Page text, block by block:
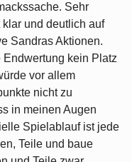
Sehr
und deutlich auf
Sandras Aktionen.
kein Platz
vor allem
nicht zu
in meinen Augen
Spielablauf ist jede
Teile und baue